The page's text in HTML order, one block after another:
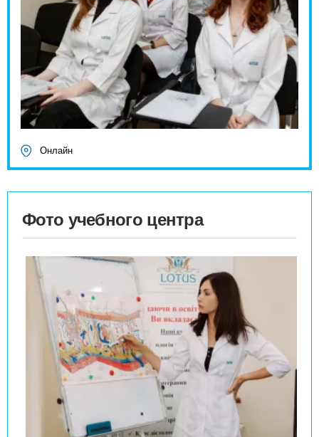
Онлайн
Фото учебного центра